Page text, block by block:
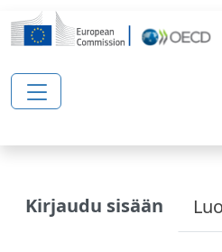
Hyppää pääsisältöön
Primary tabs
Kirjaudu sisään